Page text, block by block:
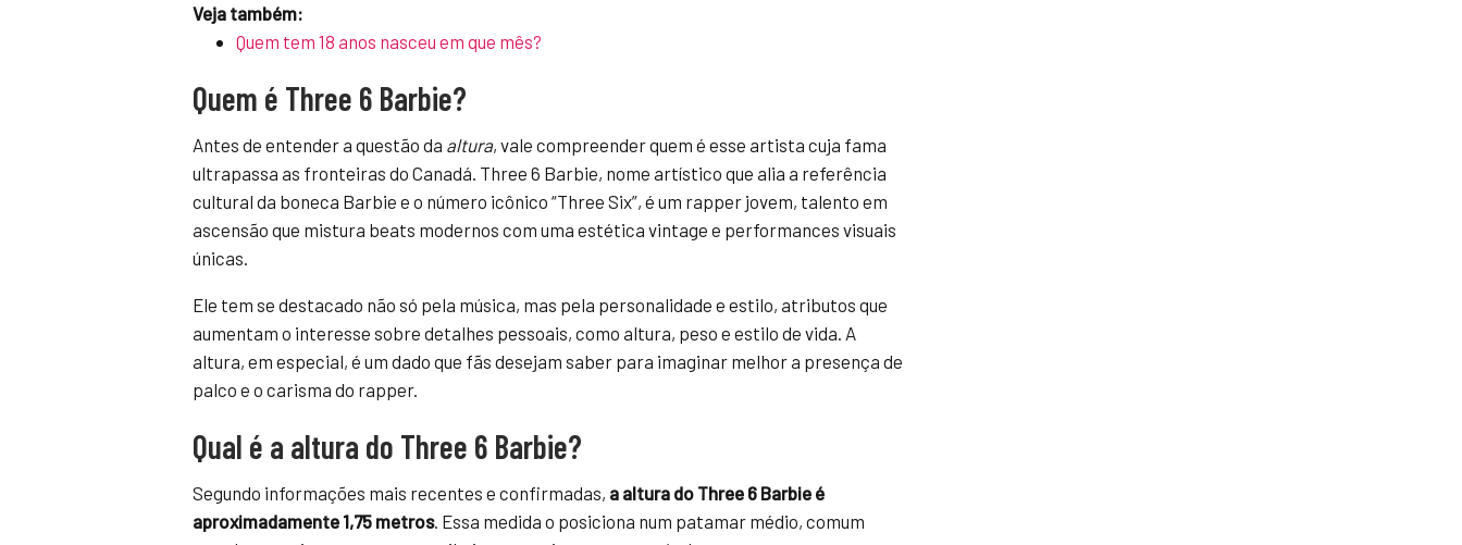
Veja também:
Quem tem 18 anos nasceu em que mês?
Quem é Three 6 Barbie?
Antes de entender a questão da altura, vale compreender quem é esse artista cuja fama
ultrapassa as fronteiras do Canadá. Three 6 Barbie, nome artístico que alia a referência
cultural da boneca Barbie e o número icônico “Three Six”, é um rapper jovem, talento em
ascensão que mistura beats modernos com uma estética vintage e performances visuais
únicas.
Ele tem se destacado não só pela música, mas pela personalidade e estilo, atributos que
aumentam o interesse sobre detalhes pessoais, como altura, peso e estilo de vida. A
altura, em especial, é um dado que fãs desejam saber para imaginar melhor a presença de
palco e o carisma do rapper.
Qual é a altura do Three 6 Barbie?
Segundo informações mais recentes e confirmadas, a altura do Three 6 Barbie é
aproximadamente 1,75 metros. Essa medida o posiciona num patamar médio, comum